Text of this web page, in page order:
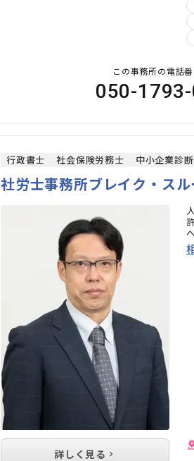
この事務所の電話
050-
行政書士 社会保険労務士 中小企業診
社労士事務所ブレイク・スル
詳しく見る